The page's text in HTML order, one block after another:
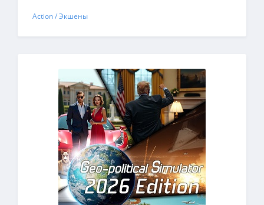
Action / Экшены